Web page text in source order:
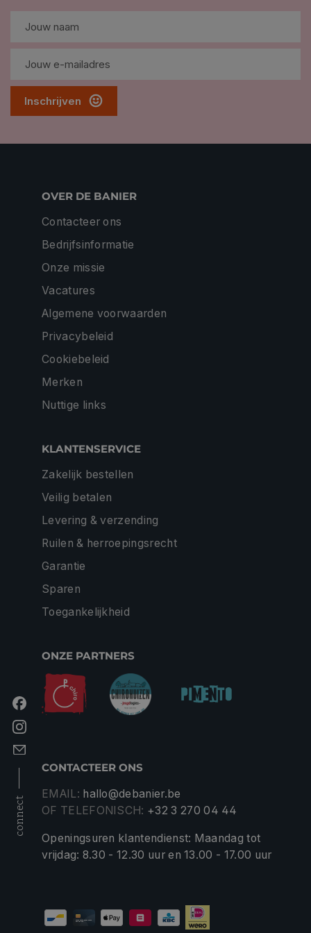
Inschrijven
connect
OVER DE BANIER
Contacteer ons
Bedrijfsinformatie
Onze missie
Vacatures
Algemene voorwaarden
Privacybeleid
Cookiebeleid
Merken
Nuttige links
KLANTENSERVICE
Zakelijk bestellen
Veilig betalen
Levering & verzending
Ruilen & herroepingsrecht
Garantie
Sparen
Toegankelijkheid
ONZE PARTNERS
CONTACTEER ONS
EMAIL: hallo@debanier.be
OF TELEFONISCH: +32 3 270 04 44
Openingsuren klantendienst: Maandag tot
vrijdag: 8.30 - 12.30 uur en 13.00 - 17.00 uur